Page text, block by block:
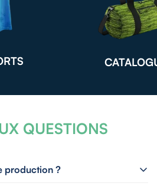
QUESTIONS
production ?